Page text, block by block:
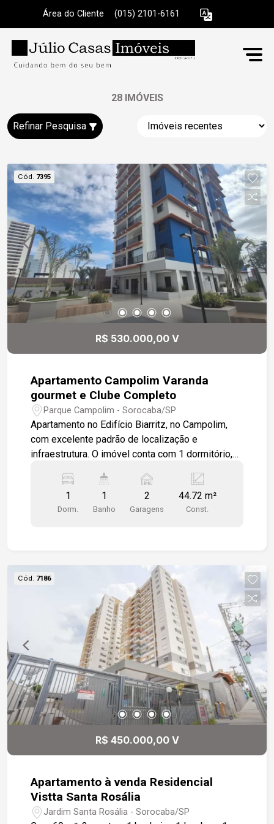
Área do Cliente (015) 2101-6161
28 IMÓVEIS
Refinar Pesquisa
Cód. 7395
R$ 530.000,00 V
Apartamento Campolim Varanda
gourmet e Clube Completo
Parque Campolim - Sorocaba/SP
Apartamento no Edifício Biarritz, no Campolim,
com excelente padrão de localização e
infraestrutura. O imóvel conta com 1 dormitório,
uma agradável varanda gourmet com vista
privilegiada para o clube do condomínio.
Localizado em uma das ruas mais nobres do
comodidade, com quiosque com churrasqueira,
piscina, deck, academia equipada, salão de
festas, quadra poliesportiva e área kids.
1
Dorm.
1
Banho
2
Garagens
44.72 m²
Const.
Cód. 7186
R$ 450.000,00 V
Apartamento à venda Residencial
Vistta Santa Rosália
Jardim Santa Rosália - Sorocaba/SP